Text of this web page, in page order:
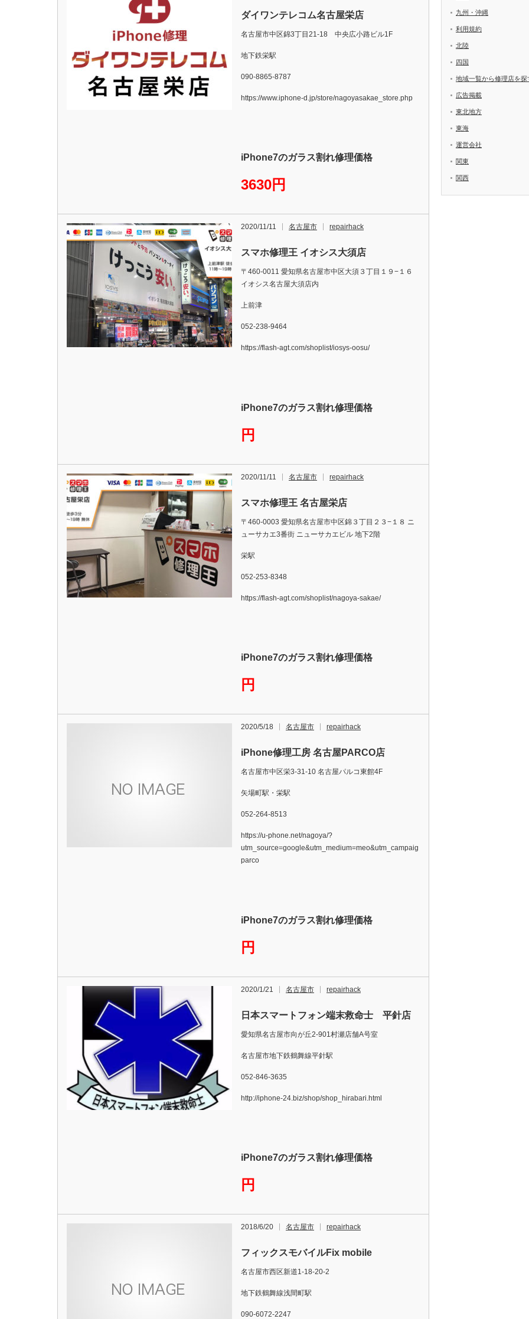
ダイワンテレコム名古屋栄店
名古屋市中区錦3丁目21-18 中央広小路ビル1F
地下鉄栄駅
090-8865-8787
https://www.iphone-d.jp/store/nagoyasakae_store.php
iPhone7のガラス割れ修理価格
3630円
2020/11/11 名古屋市 repairhack
スマホ修理王 イオシス大須店
〒460-0011 愛知県名古屋市中区大須３丁目１９−１６
イオシス名古屋大須店内
上前津
052-238-9464
https://flash-agt.com/shoplist/iosys-oosu/
iPhone7のガラス割れ修理価格
円
2020/11/11 名古屋市 repairhack
スマホ修理王 名古屋栄店
〒460-0003 愛知県名古屋市中区錦３丁目２３−１８ ニ
ューサカエ3番街 ニューサカエビル 地下2階
栄駅
052-253-8348
https://flash-agt.com/shoplist/nagoya-sakae/
iPhone7のガラス割れ修理価格
円
2020/5/18 名古屋市 repairhack
iPhone修理工房 名古屋PARCO店
名古屋市中区栄3-31-10 名古屋パルコ東館4F
矢場町駅・栄駅
052-264-8513
https://u-phone.net/nagoya/?
utm_source=google&utm_medium=meo&utm_campaign=nagoya-
parco
iPhone7のガラス割れ修理価格
円
2020/1/21 名古屋市 repairhack
日本スマートフォン端末救命士 平針店
愛知県名古屋市向が丘2-901村瀬店舗A号室
名古屋市地下鉄鶴舞線平針駅
052-846-3635
http://iphone-24.biz/shop/shop_hirabari.html
iPhone7のガラス割れ修理価格
円
2018/6/20 名古屋市 repairhack
フィックスモバイルFix mobile
名古屋市西区新道1-18-20-2
地下鉄鶴舞線浅間町駅
090-6072-2247
九州・沖縄
利用規約
北陸
四国
地域一覧から修理店を探
広告掲載
東北地方
東海
運営会社
関東
関西